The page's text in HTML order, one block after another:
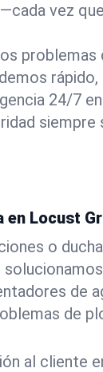
vez
problemas
24/7
en Locust
o
de
de
al cliente